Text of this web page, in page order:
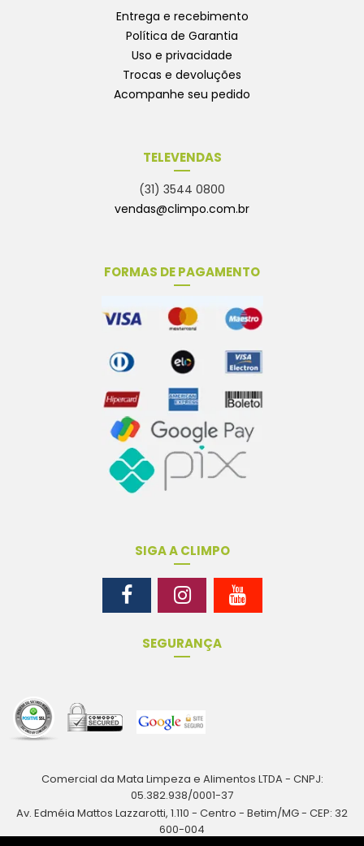
Entrega e recebimento
Política de Garantia
Uso e privacidade
Trocas e devoluções
Acompanhe seu pedido
TELEVENDAS
(31) 3544 0800
vendas@climpo.com.br
FORMAS DE PAGAMENTO
SIGA A CLIMPO
SEGURANÇA
Comercial da Mata Limpeza e Alimentos LTDA - CNPJ:
05.382.938/0001-37
Av. Edméia Mattos Lazzarotti, 1.110 - Centro - Betim/MG - CEP: 32
600-004